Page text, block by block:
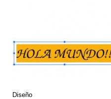
Diseño